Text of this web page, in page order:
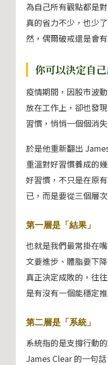
為自己所有觀點都是
真的省力不少，也少
然，偶爾破戒還是會有
你可以決定自
疫情期間，因股市波
放在工作上，卻也發
習慣，悄悄一個個消失
於是他重新翻出
重溫對好習慣養成的
好習慣，不只是在原
已，而是要從三個層次
第一層是「結果」
也就是我們最常掛在
文要進步、體脂要下
真正決定成敗的，往
是有沒有一個能穩定
第二層是「系統」
系統指的是支撐行動
James Clear 的一句